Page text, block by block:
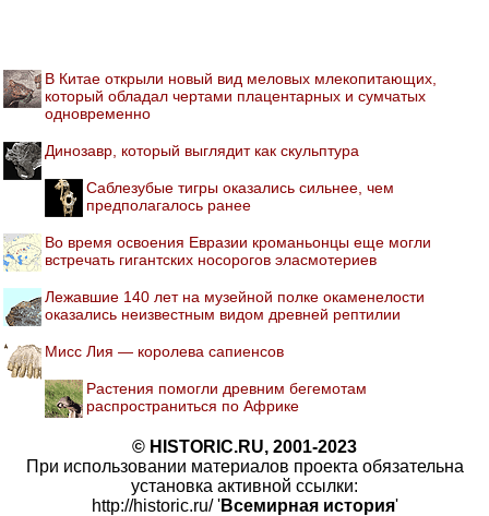
В Китае открыли новый вид меловых млекопитающих,
который обладал чертами плацентарных и сумчатых
одновременно
Динозавр, который выглядит как скульптура
Саблезубые тигры оказались сильнее, чем
предполагалось ранее
Во время освоения Евразии кроманьонцы еще могли
встречать гигантских носорогов эласмотериев
Лежавшие 140 лет на музейной полке окаменелости
оказались неизвестным видом древней рептилии
Мисс Лия — королева сапиенсов
Растения помогли древним бегемотам
распространиться по Африке
© HISTORIC.RU, 2001-2023
При использовании материалов проекта обязательна
установка активной ссылки:
http://historic.ru/ 'Всемирная история'